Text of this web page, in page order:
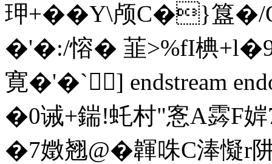
玾+��Y\颅C�}簋�/
�'�:/愹� 韮>%fI椣
寛�'�`] endstream
�0诫+鍴!虴村"愙A霠
�7嬍翘@� 韗咮C淎懝r